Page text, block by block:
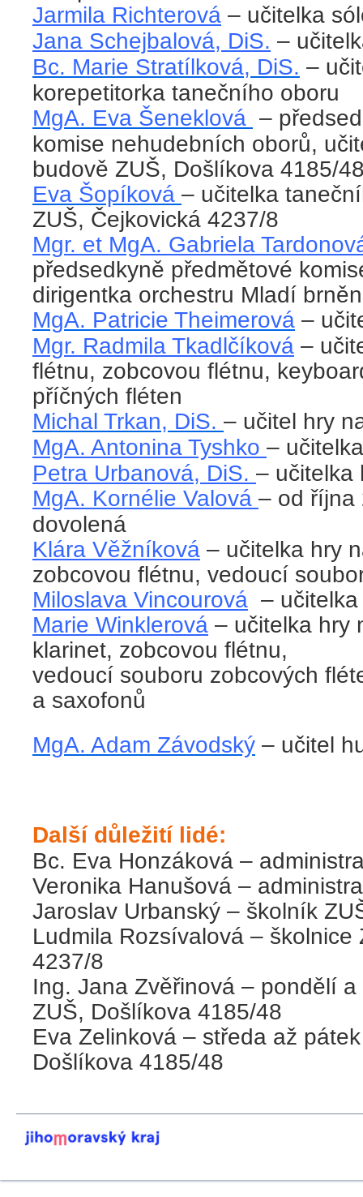
Jarmila Richterová – učitelka
Jana Schejbalová, DiS. –
Bc. Marie Stratílková, DiS. –
korepetitorka tanečního oboru
MgA. Eva Šeneklová –
komise nehudebních oborů,
budově ZUŠ, Došlíkova 4185/
Eva Šopíková – učitelka
ZUŠ, Čejkovická 4237/8
Mgr. et MgA. Gabriela
předsedkyně předmětové
dirigentka orchestru Mladí
MgA. Patricie Theimerová –
Mgr. Radmila Tkadlčíková –
flétnu, zobcovou flétnu,
příčných fléten
Michal Trkan, DiS. – učitel hry
MgA. Antonina Tyshko –
Petra Urbanová, DiS. – učitelka
MgA. Kornélie Valová – od října
dovolená
Klára Věžníková – učitelka hry
zobcovou flétnu, vedoucí
Miloslava Vincourová –
Marie Winklerová – učitelka hry
klarinet, zobcovou flétnu,
vedoucí souboru zobcových
a saxofonů
MgA. Adam Závodský – učitel
Další důležití lidé:
Bc. Eva Honzáková –
Veronika Hanušová –
Jaroslav Urbanský – školník
Ludmila Rozsívalová – školnice
4237/8
Ing. Jana Zvěřinová – pondělí
ZUŠ, Došlíkova 4185/48
Eva Zelinková – středa až
Došlíkova 4185/48